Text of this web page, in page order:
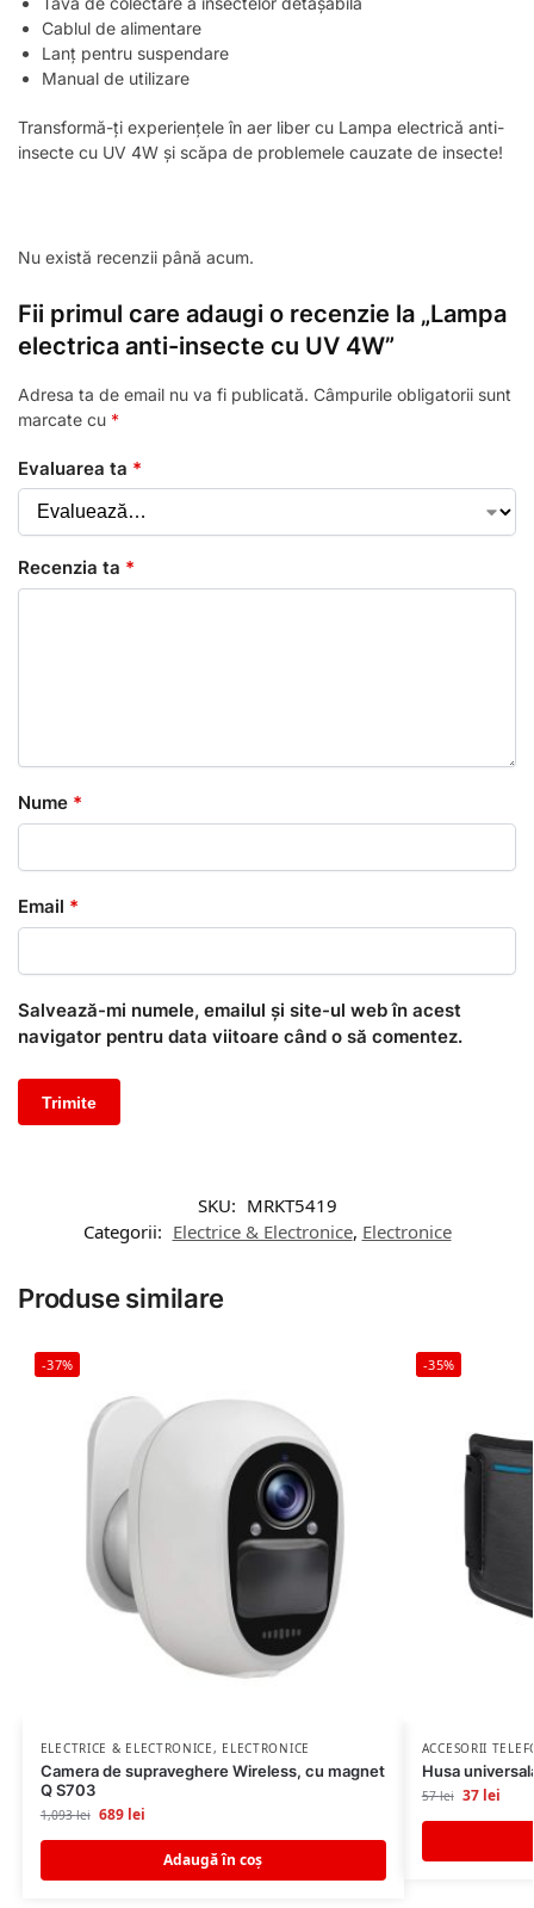
Cablul de alimentare
Lanț pentru suspendare
Manual de utilizare
Transformă-ți experiențele în aer liber cu Lampa electrică anti-
insecte cu UV 4W și scăpa de problemele cauzate de insecte!
Nu există recenzii până acum.
Fii primul care adaugi o recenzie la „Lampa
electrica anti-insecte cu UV 4W”
Adresa ta de email nu va fi publicată. Câmpurile obligatorii sunt
marcate cu *
Evaluarea ta *
Recenzia ta *
Nume *
Email *
Salvează-mi numele, emailul și site-ul web în acest
navigator pentru data viitoare când o să comentez.
SKU: MRKT5419
Categorii: Electrice & Electronice, Electronice
Produse similare
-37%
ELECTRICE & ELECTRONICE, ELECTRONICE
Camera de supraveghere Wireless, cu magnet
Q S703
1,093lei 689 lei
Adaugă în coș
-35%
ACCESORII
Husa
57lei 37 lei